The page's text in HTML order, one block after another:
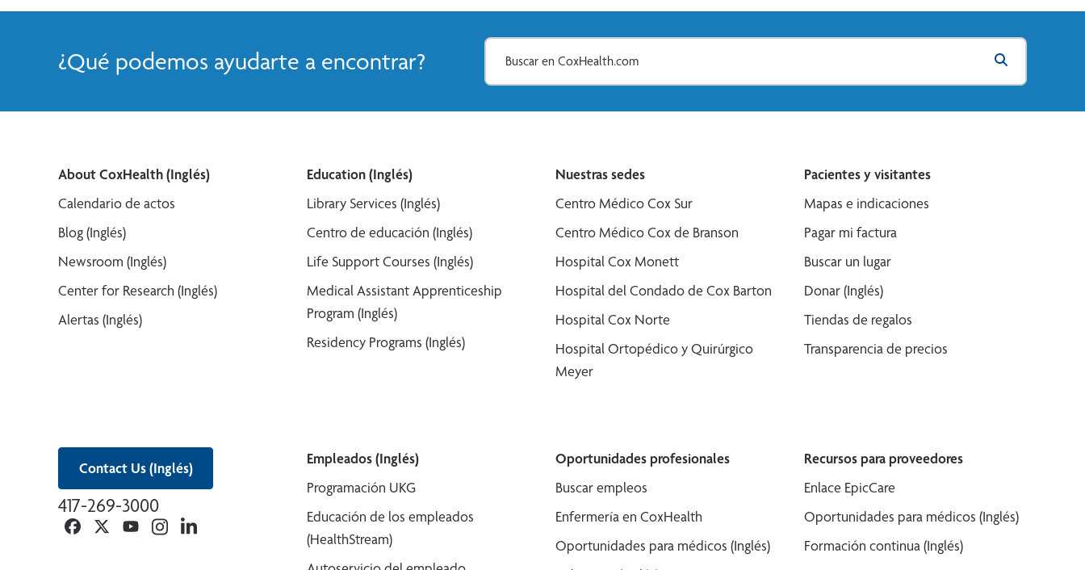
¿Qué podemos ayudarte a encontrar?
Contact Us (Inglés)
417-269-3000
Facebook
TwitterYouTubeInstagramLinkedin
About CoxHealth (Inglés)
Calendario de actos
Blog (Inglés)
Newsroom (Inglés)
Center for Research (Inglés)
Alertas (Inglés)
Education (Inglés)
Library Services (Inglés)
Centro de educación (Inglés)
Life Support Courses (Inglés)
Medical Assistant Apprenticeship
Program (Inglés)
Residency Programs (Inglés)
Nuestras sedes
Centro Médico Cox Sur
Centro Médico Cox de Branson
Hospital Cox Monett
Hospital del Condado de Cox Barton
Hospital Cox Norte
Hospital Ortopédico y Quirúrgico
Meyer
Pacientes y visitantes
Mapas e indicaciones
Pagar mi factura
Buscar un lugar
Donar (Inglés)
Tiendas de regalos
Transparencia de precios
Empleados (Inglés)
Programación UKG
Educación de los empleados
(HealthStream)
Oportunidades profesionales
Buscar empleos
Enfermería en CoxHealth
Oportunidades para médicos (Inglés)
Recursos para proveedores
Enlace EpicCare
Oportunidades para médicos (Inglés)
Formación continua (Inglés)